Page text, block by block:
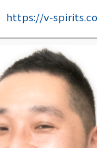
https://v-